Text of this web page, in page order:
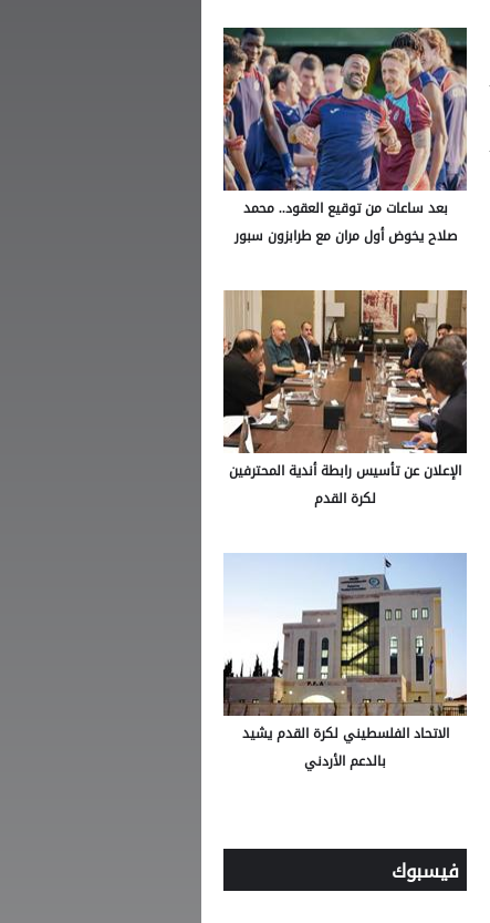
بعد ساعات من توقيع العقود.. محمد
صلاح يخوض أول مران مع طرابزون سبور
الإعلان عن تأسيس رابطة أندية المحترفين
لكرة القدم
الاتحاد الفلسطيني لكرة القدم يشيد
بالدعم الأردني
فيسبوك